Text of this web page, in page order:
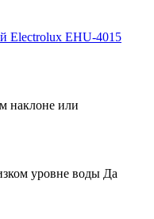
Electrolux EHU-4015
наклоне или
уровне воды Да